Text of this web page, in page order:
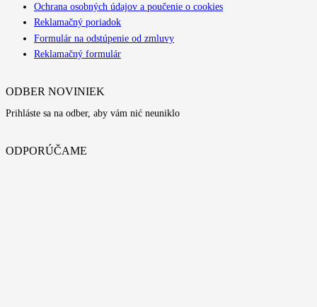
Ochrana osobných údajov a poučenie o cookies
Reklamačný poriadok
Formulár na odstúpenie od zmluvy
Reklamačný formulár
ODBER NOVINIEK
Prihláste sa na odber, aby vám nić neuniklo
ODPORÚČAME